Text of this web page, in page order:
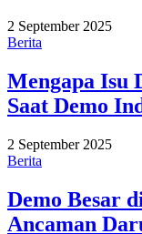
2 September 2025
Berita
Mengapa
Saat Demo
2 September 2025
Berita
Demo Besar
Ancaman